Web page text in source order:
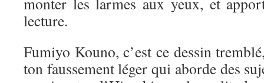
lecture.
Fumiyo Kouno, c’est ce dessin
ton faussement léger qui aborde des